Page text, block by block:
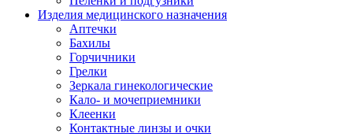
Изделия медицинского назначения
Аптечки
Бахилы
Горчичники
Грелки
Зеркала гинекологические
Кало- и мочеприемники
Клеенки
Контактные линзы и очки